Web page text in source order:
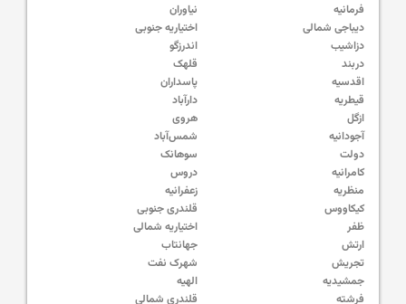
فرمانیه
نیاوران
دیباجی شمالی
اختیاریه جنوبی
دزاشیب
اندرزگو
دربند
قلهک
اقدسیه
پاسداران
قیطریه
دارآباد
ازگل
هروی
آجودانیه
شمس‌آباد
دولت
سوهانک
کامرانیه
دروس
منظریه
زعفرانیه
کیکاووس
قلندری جنوبی
ظفر
اختیاریه شمالی
ارتش
جهانتاب
تجریش
شهرک نفت
جمشیدیه
الهیه
فرشته
قلندری شمالی